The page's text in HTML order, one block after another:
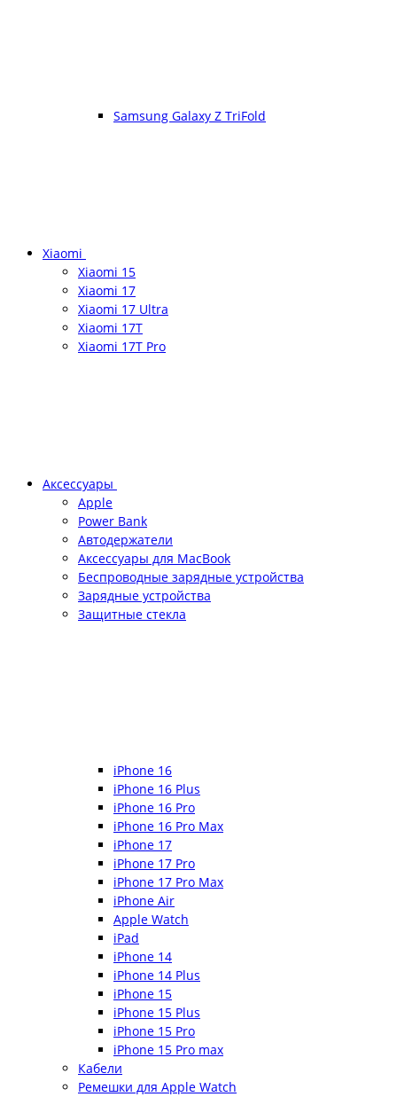
Samsung Galaxy Z TriFold
Xiaomi
Xiaomi 15
Xiaomi 17
Xiaomi 17 Ultra
Xiaomi 17T
Xiaomi 17T Pro
Аксессуары
Apple
Power Bank
Автодержатели
Аксессуары для MacBook
Беспроводные зарядные устройства
Зарядные устройства
Защитные стекла
iPhone 16
iPhone 16 Plus
iPhone 16 Pro
iPhone 16 Pro Max
iPhone 17
iPhone 17 Pro
iPhone 17 Pro Max
iPhone Air
Apple Watch
iPad
iPhone 14
iPhone 14 Plus
iPhone 15
iPhone 15 Plus
iPhone 15 Pro
iPhone 15 Pro max
Кабели
Ремешки для Apple Watch